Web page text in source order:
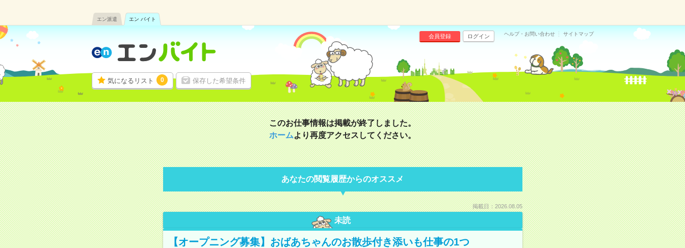
エン派遣 エン バイト
気になるリスト 0 保存した希望条件
会員登録 ログイン ヘルプ・お問い合わせ サイトマップ
このお仕事情報は掲載が終了しました。
ホームより再度アクセスしてください。
あなたの閲覧履歴からのオススメ
掲載日：2026.08.05
未読
【オープニング募集】おばあちゃんのお散歩付き添いも仕事の1つ